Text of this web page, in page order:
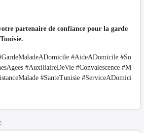
partenaire de confiance pour la garde
#AideADomicile #So
#AuxiliaireDeVie #Convalescence #M
#SanteTunisie #ServiceADomici